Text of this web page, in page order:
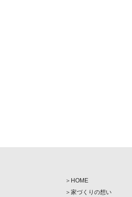
HOME
家づくりの想い